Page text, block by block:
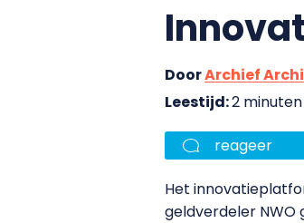
DoorArchief
Leestijd:2 minuten
reageer
Het
geldverdeler NWO